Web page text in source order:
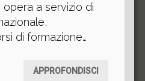
opera a servizio di
di formazione
Nazionale N°
APPROFONDISCI